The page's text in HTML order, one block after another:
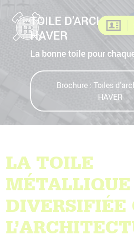
Contact
TOILE
HAVER
La bonne toile pour
Brochure : Toiles
HAVER
LA TOILE
DIVERSIFIÉE